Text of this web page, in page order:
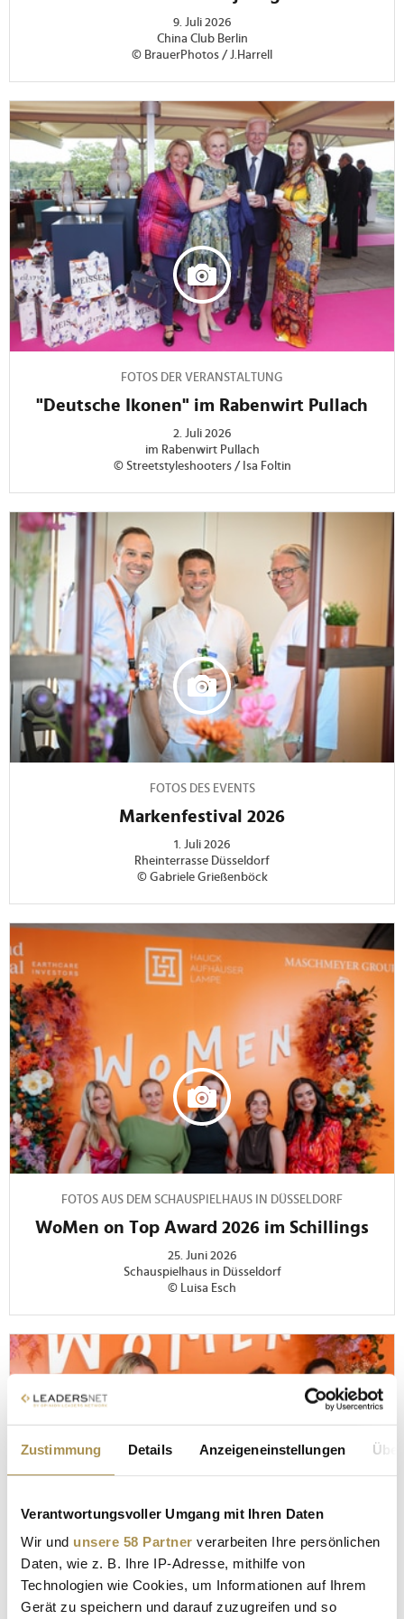
Zustimmung Details Anzeigeneinstellungen
Verantwortungsvoller Umgang mit Ihren Daten
Wir und unsere 58 Partner verarbeiten Ihre persönlichen
Daten, wie z. B. Ihre IP-Adresse, mithilfe von
Technologien wie Cookies, um Informationen auf Ihrem
Gerät zu speichern und darauf zuzugreifen und so
9. Juli 2026
China Club Berlin
© BrauerPhotos / J.Harrell
FOTOS DER VERANSTALTUNG
"Deutsche Ikonen" im Rabenwirt Pullach
2. Juli 2026
im Rabenwirt Pullach
© Streetstyleshooters / Isa Foltin
FOTOS DES EVENTS
Markenfestival 2026
1. Juli 2026
Rheinterrasse Düsseldorf
© Gabriele Grießenböck
FOTOS AUS DEM SCHAUSPIELHAUS IN DÜSSELDORF
WoMen on Top Award 2026 im Schillings
25. Juni 2026
Schauspielhaus in Düsseldorf
© Luisa Esch
FOTOS AUS DEM SCHAUSPIELHAUS IN DÜSSELDORF